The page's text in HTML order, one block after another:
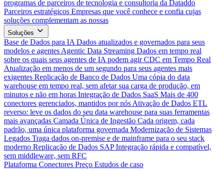
programas de parceiros de tecnologia e consultoria da Dataddo
Parceiros estratégicos Empresas que você conhece e confia cujas
soluções complementam as nossas
Soluções
Base de Dados para IA Dados atualizados e governados para seus
modelos e agentes Agentic Data Streaming Dados em tempo real
sobre os quais seus agentes de IA podem agir CDC em Tempo Real
Atualização em menos de um segundo para seus agentes mais
exigentes Replicação de Banco de Dados Uma cópia do data
warehouse em tempo real, sem afetar sua carga de produção, em
minutos e não em horas Integração de Dados SaaS Mais de 400
conectores gerenciados, mantidos por nós Ativação de Dados ETL
reverso: leve os dados do seu data warehouse para suas ferramentas
mais avançadas Camada Única de Ingestão Cada origem, cada
padrão, uma única plataforma governada Modernização de Sistemas
Legados Traga dados on-premise e de mainframe para o seu stack
moderno Replicação de Dados SAP Integração rápida e compatível,
sem middleware, sem RFC
Plataforma Conectores Preço Estudos de caso